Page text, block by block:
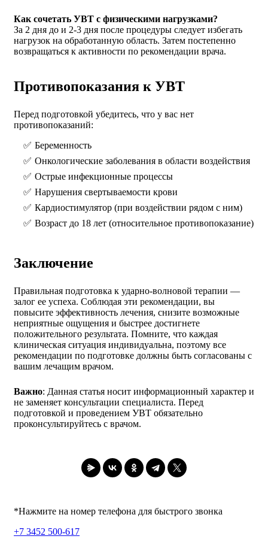
Как сочетать УВТ с физическими нагрузками?
За 2 дня до и 2-3 дня после процедуры следует избегать
нагрузок на обработанную область. Затем постепенно
возвращаться к активности по рекомендации врача.
Противопоказания к УВТ
Перед подготовкой убедитесь, что у вас нет
противопоказаний:
Беременность
Онкологические заболевания в области воздействия
Острые инфекционные процессы
Нарушения свертываемости крови
Кардиостимулятор (при воздействии рядом с ним)
Возраст до 18 лет (относительное противопоказание)
Заключение
Правильная подготовка к ударно-волновой терапии —
залог ее успеха. Соблюдая эти рекомендации, вы
повысите эффективность лечения, снизите возможные
неприятные ощущения и быстрее достигнете
положительного результата. Помните, что каждая
клиническая ситуация индивидуальна, поэтому все
рекомендации по подготовке должны быть согласованы с
вашим лечащим врачом.
Важно: Данная статья носит информационный характер и
не заменяет консультации специалиста. Перед
подготовкой и проведением УВТ обязательно
проконсультируйтесь с врачом.
*Нажмите на номер телефона для быстрого звонка
+7 3452 500-617